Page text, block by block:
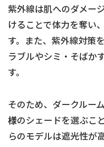
紫外線は肌へのダメー
けることで体力を奪い
す。また、紫外線対策
ラブルやシミ・そばか
す。
そのため、ダークルー
様のシェードを選ぶこ
らのモデルは遮光性が